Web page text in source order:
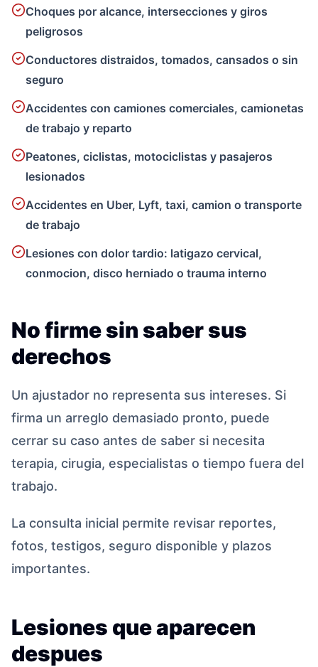
Choques por alcance, intersecciones y giros
peligrosos
Conductores distraidos, tomados, cansados o sin
seguro
Accidentes con camiones comerciales, camionetas
de trabajo y reparto
Peatones, ciclistas, motociclistas y pasajeros
lesionados
Accidentes en Uber, Lyft, taxi, camion o transporte
de trabajo
Lesiones con dolor tardio: latigazo cervical,
conmocion, disco herniado o trauma interno
No firme sin saber sus
derechos
Un ajustador no representa sus intereses. Si
firma un arreglo demasiado pronto, puede
cerrar su caso antes de saber si necesita
terapia, cirugia, especialistas o tiempo fuera del
trabajo.
La consulta inicial permite revisar reportes,
fotos, testigos, seguro disponible y plazos
importantes.
Lesiones que aparecen
despues